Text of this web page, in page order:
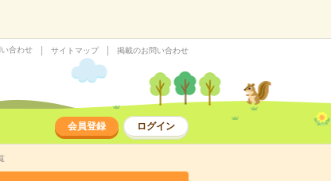
合わせ サイトマップ 掲載のお問い合わせ
会員登録 ログイン